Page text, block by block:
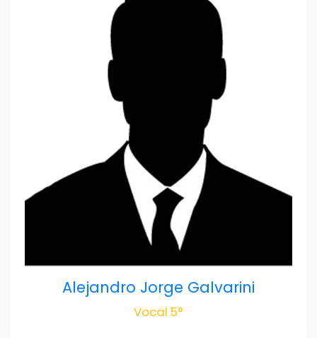
Alejandro Jorge Galvarini
Vocal 5°